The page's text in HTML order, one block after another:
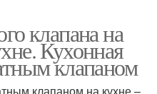
клапана на
Кухонная
клапаном
клапаном на кухне –